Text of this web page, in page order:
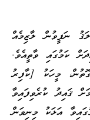
ނަފީވުން ލާޒިމެއް
ކަމުގައި ވާތީއެވެ.
މީހަކު [ކާފިރު
ޤައިދު ކުރެވިފައިވާ
އަޅަކު މިނިވަން